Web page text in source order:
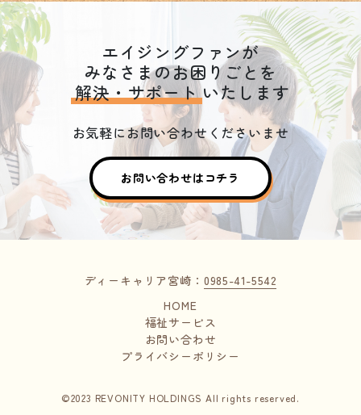
エイジングファンが
みなさまのお困りごとを
解決・サポートいたします
お気軽にお問い合わせくださいませ
お問い合わせはコチラ
ディーキャリア宮崎： 0985-41-5542
HOME
福祉サービス
お問い合わせ
プライバシーポリシー
©2023 REVONITY HOLDINGS All rights reserved.